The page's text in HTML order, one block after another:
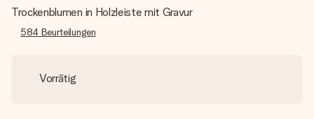
Trockenblumen in Holzleiste mit Gravur
584 Beurteilungen
Vorrätig